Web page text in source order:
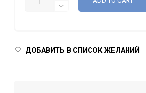
ДОБАВИТЬ В СПИСОК ЖЕЛАНИЙ